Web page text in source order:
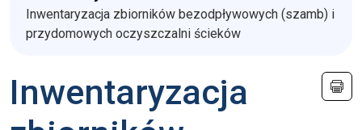
Inwentaryzacja zbiorników bezodpływowych (szamb) i
przydomowych oczyszczalni ścieków
Inwentaryzacja